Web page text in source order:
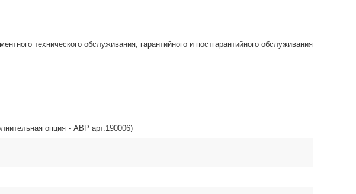
технического обслуживания, гарантийного и постгарантийного обслуживания
опция - АВР арт.190006)